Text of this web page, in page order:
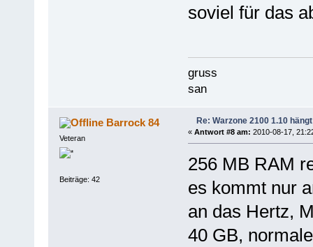
soviel für das
gruss
san
Barrock 84
Veteran
Beiträge: 42
Re: Warzone 2100 1.10 hängt
« Antwort #8 am: 2010-08-17,
256 MB RAM
es kommt nur
an das Hertz,
40 GB,